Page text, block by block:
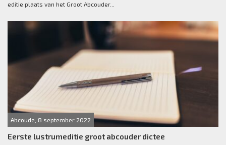
editie plaats van het Groot Abcouder...
Abcoude, 8 september 2022
Eerste lustrumeditie groot abcouder dictee